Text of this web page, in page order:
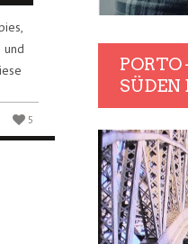
und
5
PORTO
SÜDEN